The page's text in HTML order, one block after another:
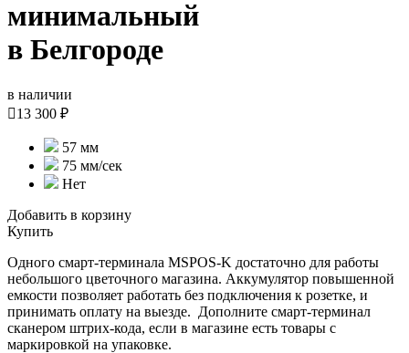
минимальный
в Белгороде
в наличии
13 300 ₽
57 мм
75 мм/cек
Нет
Добавить в корзину
Купить
Одного смарт-терминала MSPOS-K достаточно для работы
небольшого цветочного магазина. Аккумулятор повышенной
емкости позволяет работать без подключения к розетке, и
принимать оплату на выезде. Дополните смарт-терминал
сканером штрих-кода, если в магазине есть товары с
маркировкой на упаковке.